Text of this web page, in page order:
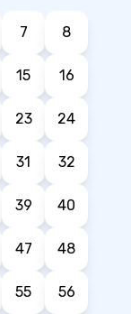
7 8
15 16
23 24
31 32
39 40
47 48
55 56